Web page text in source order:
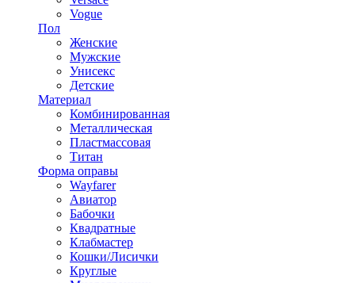
Vogue
Пол
Женские
Мужские
Унисекс
Детские
Материал
Комбинированная
Металлическая
Пластмассовая
Титан
Форма оправы
Wayfarer
Авиатор
Бабочки
Квадратные
Клабмастер
Кошки/Лисички
Круглые